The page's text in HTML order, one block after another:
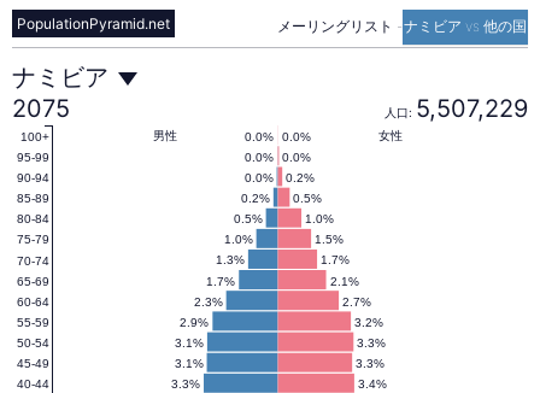
メーリングリスト -ナミビア vs 他の国
PopulationPyramid.net
ナ
ミ
ビ
ア
の
ナミビア
2075
人口: 5,507,229
3.4%
3.3%
3.3%
3.1%
3.3%
3.1%
3.2%
2.9%
2.7%
2.3%
2.1%
1.7%
1.7%
1.3%
1.5%
1.0%
1.0%
0.5%
0.5%
0.2%
0.2%
0.0%
0.0%
0.0%
0.0%
0.0% 女性
男性
40-44
45-49
50-54
55-59
60-64
65-69
70-74
75-79
80-84
85-89
90-94
95-99
100+